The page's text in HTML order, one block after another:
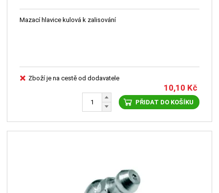
Mazací hlavice kulová k zalisování
Zboží je na cestě od dodavatele
10,10 Kč
PŘIDAT DO KOŠÍKU